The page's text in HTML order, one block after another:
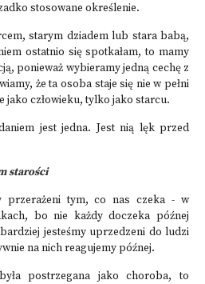
stosowane określenie.
starym dziadem lub stara babą,
ostatnio się spotkałam, to mamy
ponieważ wybieramy jedną cechę z
że ta osoba staje się nie w pełni
jako człowieku, tylko jako starcu.
jest jedna. Jest nią lęk przed
starości
przerażeni tym, co nas czeka - w
bo nie każdy doczeka późnej
jesteśmy uprzedzeni do ludzi
na nich reagujemy późnej.
postrzegana jako choroba, to